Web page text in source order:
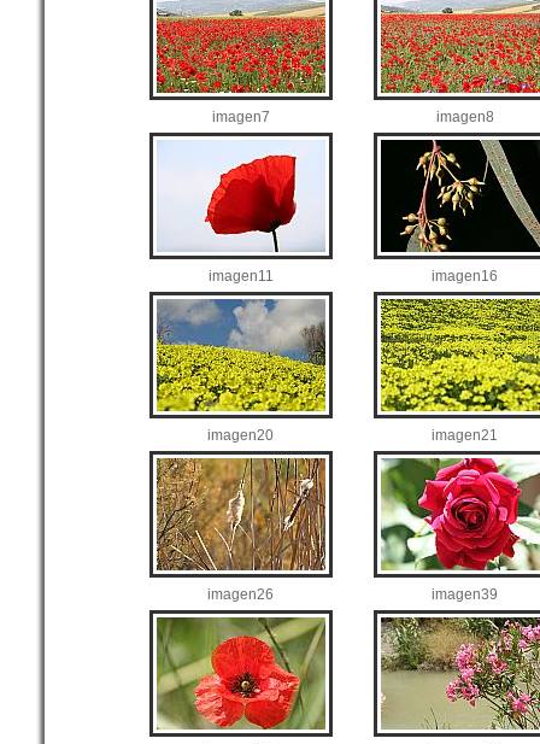
imagen7 imagen8
imagen11 imagen16
imagen20 imagen21
imagen26 imagen39